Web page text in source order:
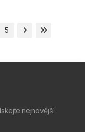
5
nejnovější